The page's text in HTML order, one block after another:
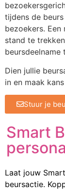
tijdens de
bezoekers.
stand te
beursdeelname
Dien jullie
in en maak
Stuur je
Smart
Laat jouw
beursactie.